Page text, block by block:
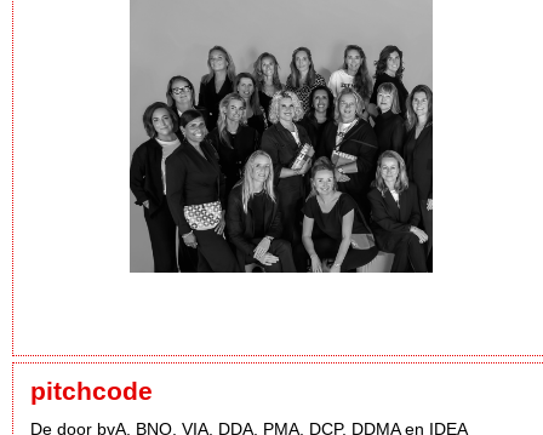
pitchcode
De door bvA, BNO, VIA, DDA, PMA, DCP, DDMA en IDEA